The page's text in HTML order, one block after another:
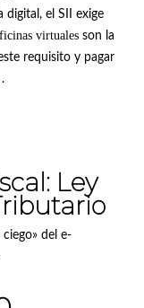
digital, el SII exige
virtualesson la
requisito y pagar
.
Ley
del e-